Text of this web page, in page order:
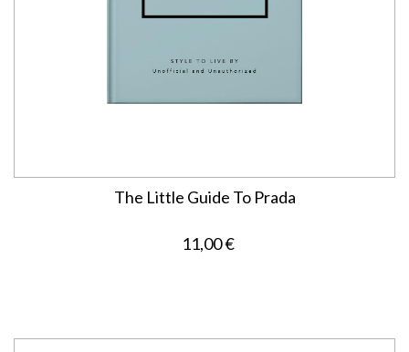
The Little Guide To Prada
11,00 €